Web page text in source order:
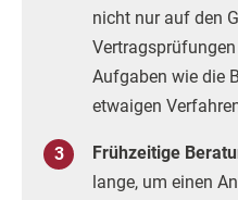
nicht nur auf den
Aufgaben wie die
etwaigen
Frühzeitige
lange, um einen